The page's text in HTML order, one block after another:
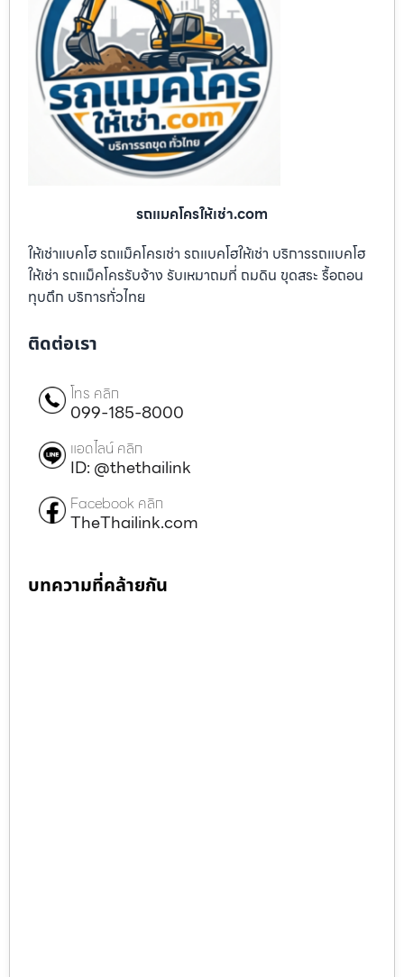
รถแมคโครให้เช่า.com
ให้เช่าแบคโฮ รถแม็คโครเช่า รถแบคโฮให้เช่า บริการรถแบคโฮ
ให้เช่า รถแม็คโครรับจ้าง รับเหมาถมที่ ถมดิน ขุดสระ รื้อถอน
ทุบตึก บริการทั่วไทย
ติดต่อเรา
โทร คลิก
099-185-8000
แอดไลน์ คลิก
ID: @thethailink
Facebook คลิก
TheThailink.com
บทความที่คล้ายกัน